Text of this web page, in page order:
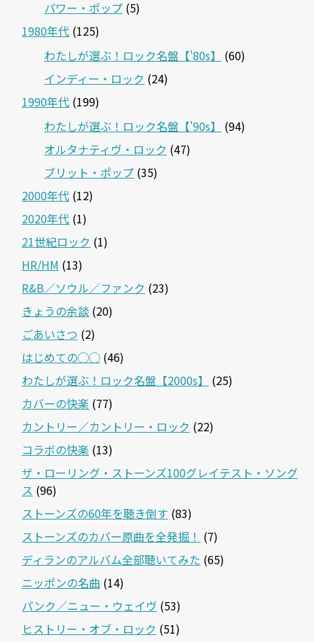
パワー・ポップ (5)
1980年代 (125)
わたしが選ぶ！ロック名盤【'80s】
(60)
インディー・ロック (24)
1990年代 (199)
わたしが選ぶ！ロック名盤【'90s】
(94)
オルタナティヴ・ロック (47)
ブリット・ポップ (35)
2000年代 (12)
2020年代 (1)
21世紀ロック (1)
HR/HM (13)
R&B／ソウル／ファンク (23)
きょうの余談 (20)
ごあいさつ (2)
はじめての◯◯ (46)
わたしが選ぶ！ロック名盤【2000s】
(25)
カバーの快楽 (77)
カントリー／カントリー・ロック (22)
コラボの快楽 (13)
ザ・ローリング・ストーンズ100グレイテスト・ソング
ス (96)
ストーンズの60年を聴き倒す (83)
ストーンズのカバー原曲を全発掘！ (7)
ディランのアルバム全部聴いてみた (65)
ニッポンの名曲 (14)
パンク／ニュー・ウェイヴ (53)
ヒストリー・オブ・ロック (51)